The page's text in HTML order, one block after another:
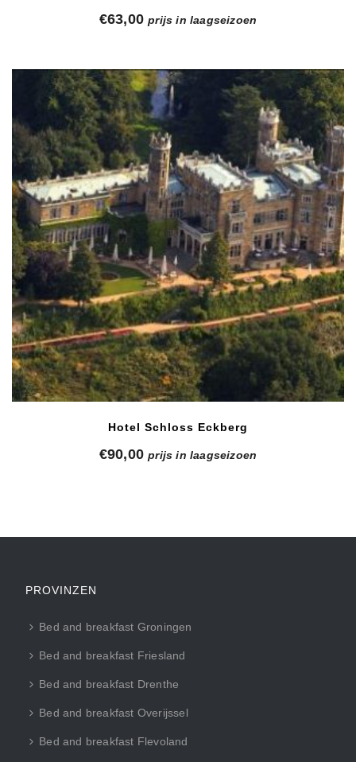
€63,00 prijs in laagseizoen
Hotel Schloss Eckberg
€90,00 prijs in laagseizoen
PROVINZEN
Bed and breakfast Groningen
Bed and breakfast Friesland
Bed and breakfast Drenthe
Bed and breakfast Overijssel
Bed and breakfast Flevoland